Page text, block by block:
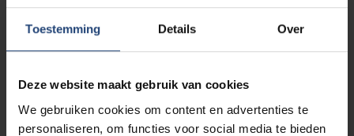
Toestemming Details Over
Deze website maakt gebruik van cookies
We gebruiken cookies om content en advertenties te
personaliseren, om functies voor social media te bieden
2 november 2024
‘Longkanker, jíj?’ Het verhaal van
Margareth (49)